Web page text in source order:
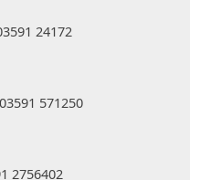
24172
03591 571250
2756402